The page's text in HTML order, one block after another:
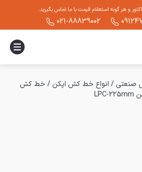
و هر گونه استعلام قیمت با ما تماس بگیرید.
021-88839002
/ انواع خط کش اپکن / خط کش